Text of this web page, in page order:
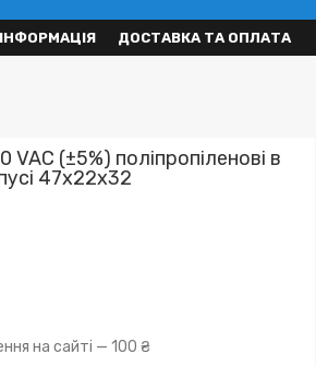
ДОСТАВКА ТА ОПЛАТА
(±5%) поліпропіленові в
47x22x32
на сайті — 100 ₴